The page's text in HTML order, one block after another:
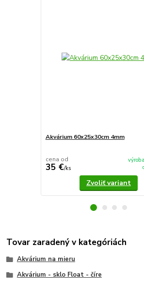
Akvárium 60x25x30cm 4mm
cena od
35 €/ks
Zvoliť variant
Tovar zaradený v kategóriách
Akvárium na mieru
Akvárium - sklo Float - číre